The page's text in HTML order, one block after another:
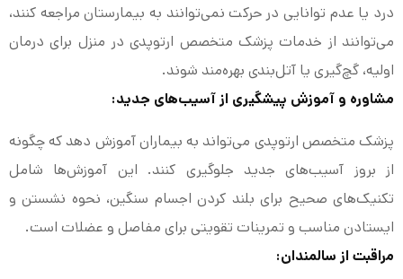
درد یا عدم توانایی در حرکت نمی‌توانند به بیمارستان مراجعه کنند،
می‌توانند از خدمات پزشک متخصص ارتوپدی در منزل برای درمان
اولیه، گچ‌گیری یا آتل‌بندی بهره‌مند شوند.
مشاوره و آموزش پیشگیری از آسیب‌های جدید:
پزشک متخصص ارتوپدی می‌تواند به بیماران آموزش دهد که چگونه
از بروز آسیب‌های جدید جلوگیری کنند. این آموزش‌ها شامل
تکنیک‌های صحیح برای بلند کردن اجسام سنگین، نحوه نشستن و
ایستادن مناسب و تمرینات تقویتی برای مفاصل و عضلات است.
مراقبت از سالمندان: